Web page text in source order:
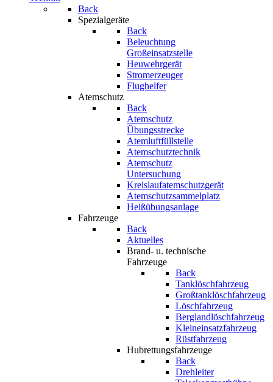
Back
Spezialgeräte
Back
Beleuchtung
Großeinsatzstelle
Heuwehrgerät
Stromerzeuger
Flughelfer
Atemschutz
Back
Atemschutz
Übungsstrecke
Atemluftfüllstelle
Atemschutztechnik
Atemschutz
Untersuchung
Kreislaufatemschutzgerät
Atemschutzsammelplatz
Heißübungsanlage
Fahrzeuge
Back
Aktuelles
Brand- u. technische
Fahrzeuge
Back
Tanklöschfahrzeug
Großtanklöschfahrzeug
Löschfahrzeug
Berglandlöschfahrzeug
Kleineinsatzfahrzeug
Rüstfahrzeug
Hubrettungsfahrzeuge
Back
Drehleiter